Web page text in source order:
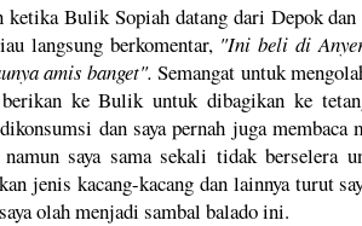
ketika Bulik Sopiah datang dari Depok
langsung berkomentar, "Ini beli di
nya amis banget". Semangat untuk me
ke Bulik untuk dibagikan ke
dikonsumsi dan saya pernah juga membaca
namun saya sama sekali tidak berselera
jenis kacang-kacang dan lainnyaturut
olah menjadi sambal balado ini.